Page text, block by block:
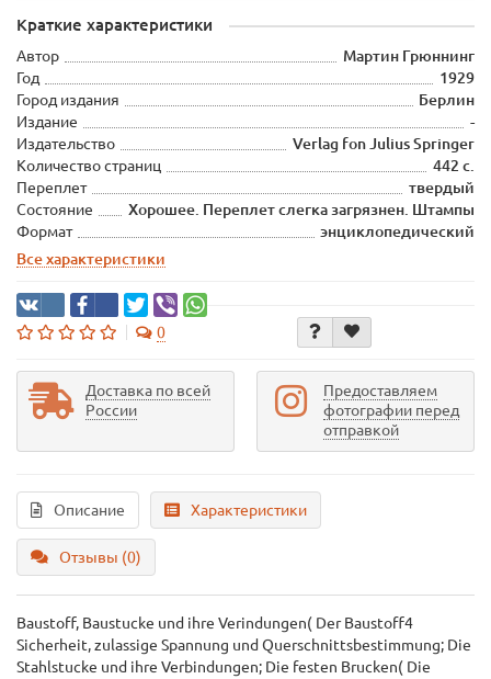
Краткие характеристики
Автор
Мартин Грюннинг
Год
1929
Город издания
Берлин
Издание
-
Издательство
Verlag fon Julius Springer
Количество страниц
442 с.
Переплет
твердый
Состояние
Хорошее. Переплет слегка загрязнен. Штампы
Формат
энциклопедический
Все характеристики
0
Доставка по всей
России
Предоставляем
фотографии перед
отправкой
Описание Характеристики
Отзывы (0)
Baustoff, Baustucke und ihre Verindungen( Der Baustoff4
Sicherheit, zulassige Spannung und Querschnittsbestimmung; Die
Stahlstucke und ihre Verbindungen; Die festen Brucken( Die